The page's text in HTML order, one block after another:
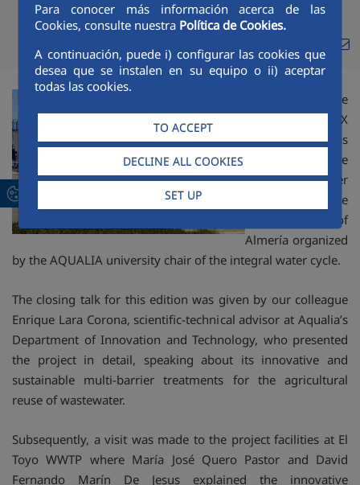
Para conocer más información acerca de las
Cookies, consulte nuestra Política de Cookies.
A continuación, puede i) configurar las cookies que
desea que se instalen en su equipo o ii) aceptar
todas las cookies.
TO ACCEPT
DECLINE ALL COOKIES
SET UP
Compartir en
Compartir en
Compartir
, the
LIFE PHOENIX
Project was
presented at the
XXII Summer
Course of the
University of
Almería organized
by the AQUALIA university chair of the integral water cycle.
The closing talk for this edition was given by our colleague
Enrique Lara Corona, scientific-technical advisor at Aqualia’s
Department of Innovation and Technology, who presented
the project in detail, speaking about its innovative and
sustainable multi-barrier treatments for the agricultural
reuse of wastewater.
Subsequently, a visit was made to the project facilities at El
Toyo WWTP where María José Quero Pastor and David
Fernando Marín De Jesus explained the innovative